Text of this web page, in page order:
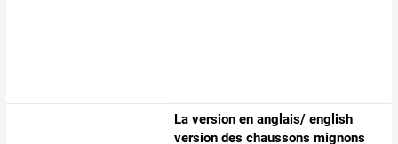
La version en anglais/ english
version des chaussons mignons